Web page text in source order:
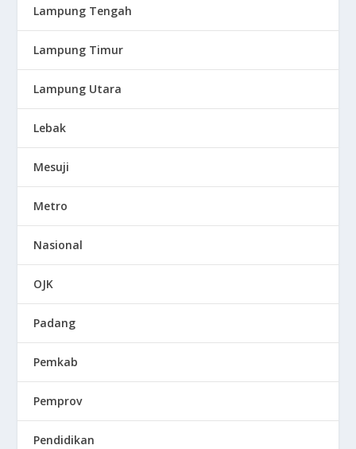
Lampung Tengah
Lampung Timur
Lampung Utara
Lebak
Mesuji
Metro
Nasional
OJK
Padang
Pemkab
Pemprov
Pendidikan